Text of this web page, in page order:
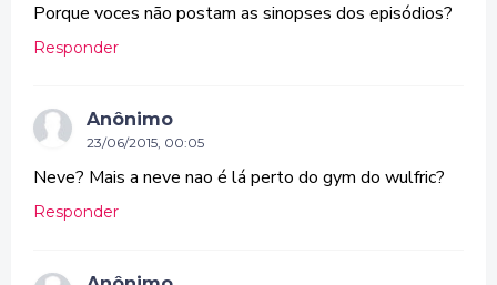
Porque voces não postam as sinopses dos episódios?
Responder
Anônimo
23/06/2015, 00:05
Neve? Mais a neve nao é lá perto do gym do wulfric?
Responder